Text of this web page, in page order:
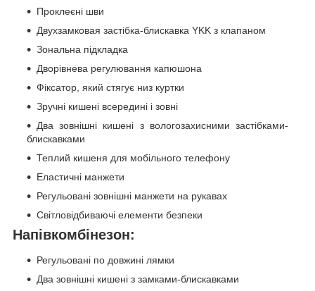
Проклеєні шви
Двухзамковая застібка-блискавка YKK з клапаном
Зональна підкладка
Дворівнева регулювання капюшона
Фіксатор, який стягує низ куртки
Зручні кишені всередині і зовні
Два зовнішні кишені з вологозахисними застібками-
блискавками
Теплий кишеня для мобільного телефону
Еластичні манжети
Регульовані зовнішні манжети на рукавах
Світловідбиваючі елементи безпеки
Напівкомбінезон:
Регульовані по довжині лямки
Два зовнішні кишені з замками-блискавками